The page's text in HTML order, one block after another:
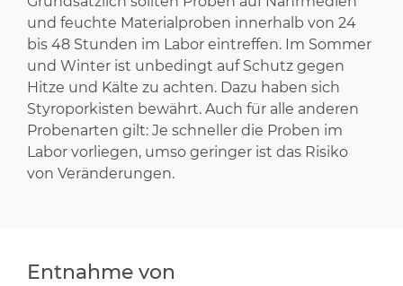
und feuchte Materialproben innerhalb von 24
bis 48 Stunden im Labor eintreffen. Im Sommer
und Winter ist unbedingt auf Schutz gegen
Hitze und Kälte zu achten. Dazu haben sich
Styroporkisten bewährt. Auch für alle anderen
Probenarten gilt: Je schneller die Proben im
Labor vorliegen, umso geringer ist das Risiko
von Veränderungen.
Entnahme von